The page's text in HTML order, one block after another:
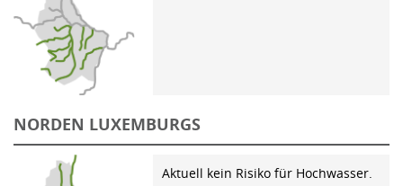
NORDEN LUXEMBURGS
Aktuell kein Risiko für Hochwasser.